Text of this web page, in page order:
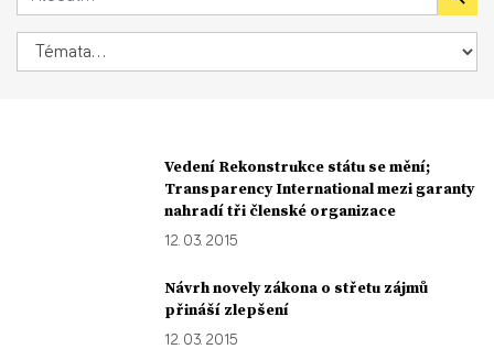
Vedení Rekonstrukce státu se mění;
Transparency International mezi garanty
nahradí tři členské organizace
12. 03. 2015
Návrh novely zákona o střetu zájmů
přináší zlepšení
12. 03. 2015